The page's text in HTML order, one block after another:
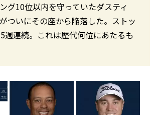
グ10位以内を守っていたダスティ
ついにその座から陥落した。ストッ
週連続。これは歴代何位にあたるも